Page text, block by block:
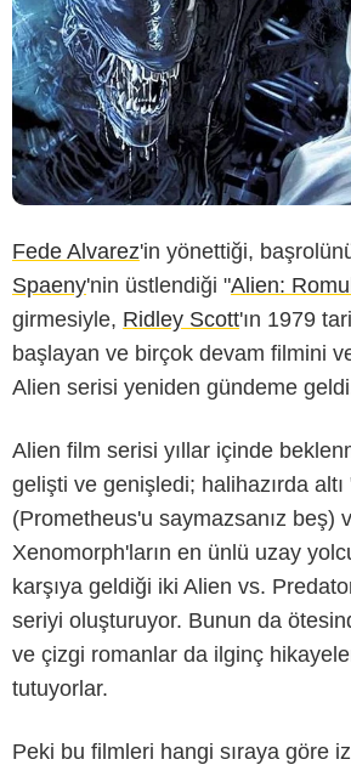
Fede Alvarez'in yönettiği,
Spaeny'nin üstlendiği "Alien:
girmesiyle, Ridley Scott'ın 1979
başlayan ve birçok devam filmini
Alien serisi yeniden gündeme
Alien film serisi yıllar içinde
gelişti ve genişledi; halihazırda
(Prometheus'u saymazsanız beş)
Xenomorph'ların en ünlü uzay
karşıya geldiği iki Alien vs.
seriyi oluşturuyor. Bunun da
ve çizgi romanlar da ilginç
tutuyorlar.
Peki bu filmleri hangi sıraya göre